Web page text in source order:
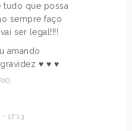
tudo que possa
sempre faço
ser legal!!!!
amando
♥ ♥ ♥
17:13